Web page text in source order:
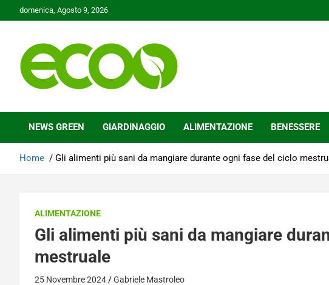
to
domenica, Agosto 9, 2026
Ecoo.it
NEWS GREEN GIARDINAGGIO ALIMENTAZIONE BENESSERE
Home Gli alimenti più sani da mangiare durante ogni fase del ciclo
ALIMENTAZIONE
Gli alimenti più sani da mangiare
mestruale
25 Novembre 2024 Gabriele Mastroleo